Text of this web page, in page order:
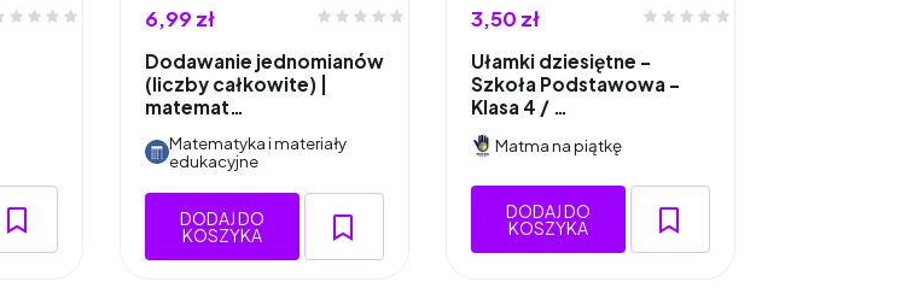
6,99 zł
Dodawanie jednomianów
(liczby całkowite) |
matemat…
Matematyka i materiały
edukacyjne
DODAJ DO
KOSZYKA
3,50 zł
Ułamki dziesiętne -
Szkoła Podstawowa -
Klasa 4 / …
Matma na piątkę
DODAJ DO
KOSZYKA